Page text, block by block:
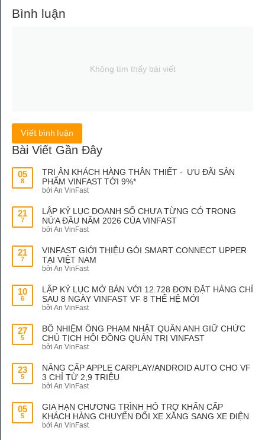
Bình luận
Không tìm thấy bài viết
Viết bình luận
Bài Viết Gần Đây
05
8
TRI ÂN KHÁCH HÀNG THÂN THIẾT - ƯU ĐÃI SẢN
PHẨM VINFAST TỚI 9%*
bởi An VinFast
21
7
LẬP KỶ LỤC DOANH SỐ CHƯA TỪNG CÓ TRONG
NỬA ĐẦU NĂM 2026 CỦA VINFAST
bởi An VinFast
21
7
VINFAST GIỚI THIỆU GÓI SMART CONNECT UPPER
TẠI VIỆT NAM
bởi An VinFast
10
6
LẬP KỶ LỤC MỞ BÁN VỚI 12.728 ĐƠN ĐẶT HÀNG CHỈ
SAU 8 NGÀY VINFAST VF 8 THẾ HỆ MỚI
bởi An VinFast
27
5
BỔ NHIỆM ÔNG PHẠM NHẬT QUÂN ANH GIỮ CHỨC
CHỦ TỊCH HỘI ĐỒNG QUẢN TRỊ VINFAST
bởi An VinFast
23
5
NÂNG CẤP APPLE CARPLAY/ANDROID AUTO CHO VF
3 CHỈ TỪ 2,9 TRIỆU
bởi An VinFast
05
5
GIA HẠN CHƯƠNG TRÌNH HỖ TRỢ KHẨN CẤP
KHÁCH HÀNG CHUYỂN ĐỔI XE XĂNG SANG XE ĐIỆN
bởi An VinFast